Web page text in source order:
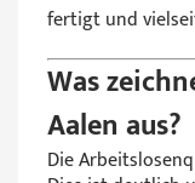
fertigt und
Was
Aalen aus?
Die